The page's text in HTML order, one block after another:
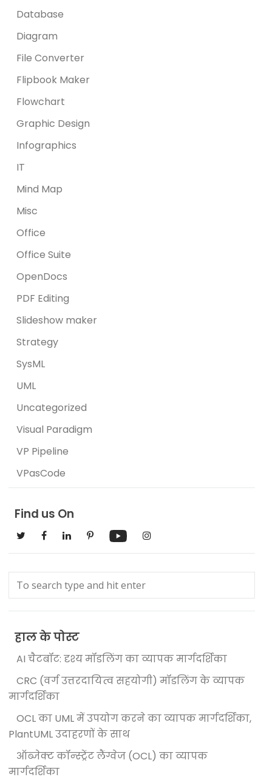
Database
Diagram
File Converter
Flipbook Maker
Flowchart
Graphic Design
Infographics
IT
Mind Map
Misc
Office
Office Suite
OpenDocs
PDF Editing
Slideshow maker
Strategy
SysML
UML
Uncategorized
Visual Paradigm
VP Pipeline
VPasCode
Find us On
हाल के पोस्ट
AI चैटबॉट: दृश्य मॉडलिंग का व्यापक मार्गदर्शिका
CRC (वर्ग उत्तरदायित्व सहयोगी) मॉडलिंग के व्यापक
मार्गदर्शिका
OCL का UML में उपयोग करने का व्यापक मार्गदर्शिका,
PlantUML उदाहरणों के साथ
ऑब्जेक्ट कॉन्स्ट्रेंट लैंग्वेज (OCL) का व्यापक
मार्गदर्शिका